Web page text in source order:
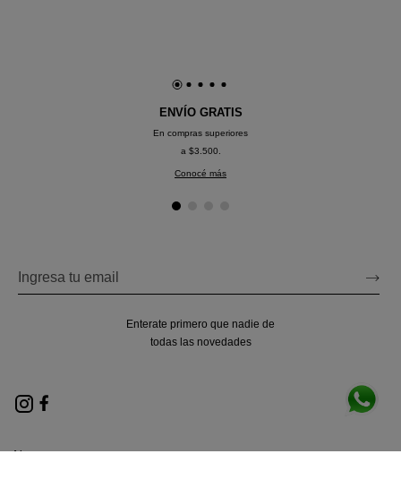
ENVÍO GRATIS
En compras superiores
a $3.500.
Conocé más
Enterate primero que nadie de
todas las novedades
Nosotros